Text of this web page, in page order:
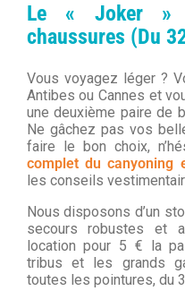
Le « Joker »
chaussures (Du
Vous voyagez léger ?
Antibes ou Cannes et
une deuxième paire de
Ne gâchez pas vos
faire le bon choix,
complet du canyoning
les conseils
Nous disposons d’un
secours robustes et
location pour 5 € la
tribus et les grands
toutes les pointures, du